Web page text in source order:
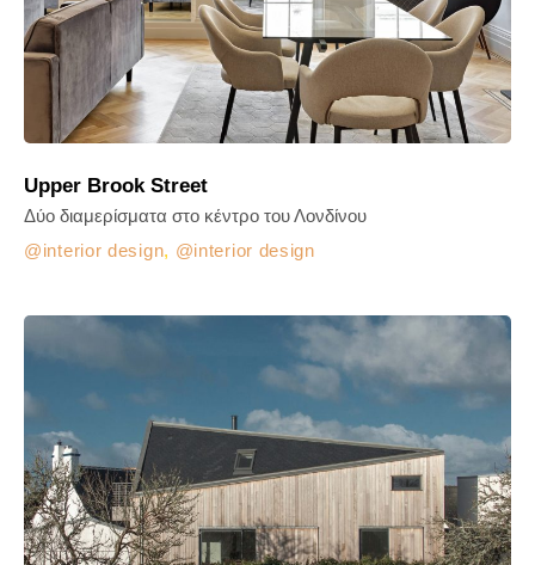
Upper Brook Street
interior design, interior design
Δύο διαμερίσματα στο κέντρο του Λονδίνου